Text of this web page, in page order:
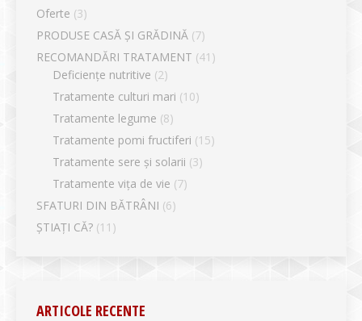
Oferte (3)
PRODUSE CASĂ ȘI GRĂDINĂ (7)
RECOMANDĂRI TRATAMENT (41)
Deficiențe nutritive (2)
Tratamente culturi mari (10)
Tratamente legume (8)
Tratamente pomi fructiferi (15)
Tratamente sere și solarii (3)
Tratamente vița de vie (7)
SFATURI DIN BĂTRÂNI (6)
ȘTIAȚI CĂ? (11)
ARTICOLE RECENTE